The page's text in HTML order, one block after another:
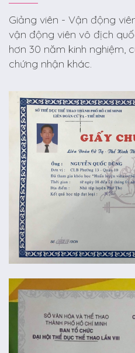
Giảng viên - Vận động
vận động viên vô địch
hơn 30 năm kinh nghiệm,
chứng nhận khác.